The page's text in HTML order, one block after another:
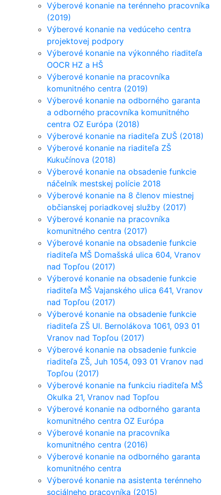
Výberové konanie na terénneho pracovníka
(2019)
Výberové konanie na vedúceho centra
projektovej podpory
Výberové konanie na výkonného riaditeľa
OOCR HZ a HŠ
Výberové konanie na pracovníka
komunitného centra (2019)
Výberové konanie na odborného garanta
a odborného pracovníka komunitného
centra OZ Európa (2018)
Výberové konanie na riaditeľa ZUŠ (2018)
Výberové konanie na riaditeľa ZŠ
Kukučínova (2018)
Výberové konanie na obsadenie funkcie
náčelník mestskej polície 2018
Výberové konanie na 8 členov miestnej
občianskej poriadkovej služby (2017)
Výberové konanie na pracovníka
komunitného centra (2017)
Výberové konanie na obsadenie funkcie
riaditeľa MŠ Domašská ulica 604, Vranov
nad Topľou (2017)
Výberové konanie na obsadenie funkcie
riaditeľa MŠ Vajanského ulica 641, Vranov
nad Topľou (2017)
Výberové konanie na obsadenie funkcie
riaditeľa ZŠ Ul. Bernolákova 1061, 093 01
Vranov nad Topľou (2017)
Výberové konanie na obsadenie funkcie
riaditeľa ZŠ, Juh 1054, 093 01 Vranov nad
Topľou (2017)
Výberové konanie na funkciu riaditeľa MŠ
Okulka 21, Vranov nad Topľou
Výberové konanie na odborného garanta
komunitného centra OZ Európa
Výberové konanie na pracovníka
komunitného centra (2016)
Výberové konanie na odborného garanta
komunitného centra
Výberové konanie na asistenta terénneho
sociálneho pracovníka (2015)